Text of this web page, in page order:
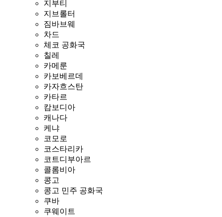
지부티
지브롤터
짐바브웨
차드
체코 공화국
칠레
카메룬
카보베르데
카자흐스탄
카타르
캄보디아
캐나다
케냐
코모로
코스타리카
코트디부아르
콜롬비아
콩고
콩고 민주 공화국
쿠바
쿠웨이트